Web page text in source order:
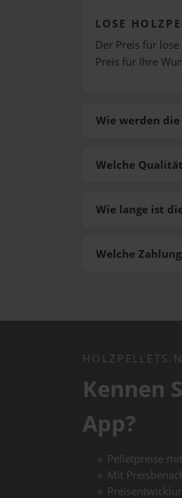
LOSE
Der Preis für
Preis für Ihre
Wie werden
Welche
Welche
Wie lange ist
Kennen
App?
Pelletpreise
Mit